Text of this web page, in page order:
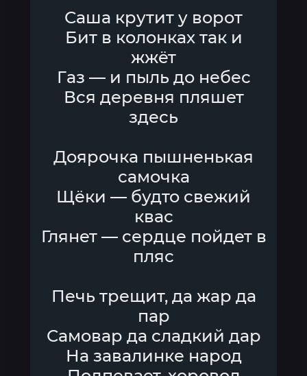
Саша крутит у ворот
Бит в колонках так и
жжёт
Газ — и пыль до небес
Вся деревня пляшет
здесь
Доярочка пышненькая
самочка
Щёки — будто свежий
квас
Глянет — сердце пойдет в
пляс
Печь трещит, да жар да
пар
Самовар да сладкий дар
На завалинке народ